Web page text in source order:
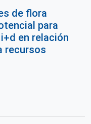
de flora
para
en relación
recursos